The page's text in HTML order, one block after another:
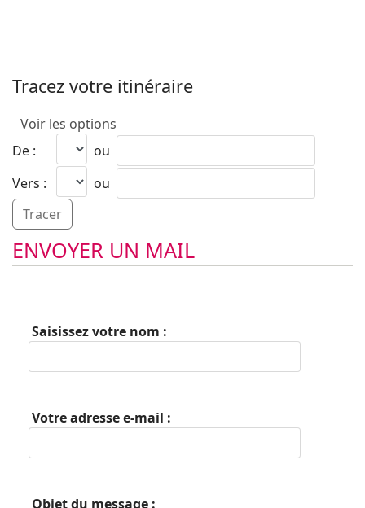
Tracez votre itinéraire
Voir les options
De :
ou
Vers :
ou
ENVOYER UN MAIL
Saisissez votre nom :
Votre adresse e-mail :
Objet du message :